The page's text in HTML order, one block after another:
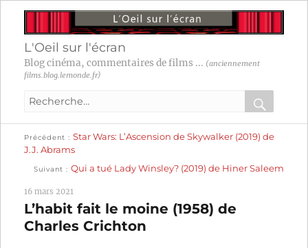
L'Oeil sur l'écran
Blog cinéma, commentaires de films ... (anciennement
films.blog.lemonde.fr)
Recherche
:
OK
Navigation
de
l’article
Précédent
précédente :
Star Wars: L’Ascension de Skywalker (2019) de
J.J. Abrams
Suivant
suivante :
Qui a tué Lady Winsley? (2019) de Hiner Saleem
16 mars 2021
L’habit fait le moine (1958) de
Charles Crichton